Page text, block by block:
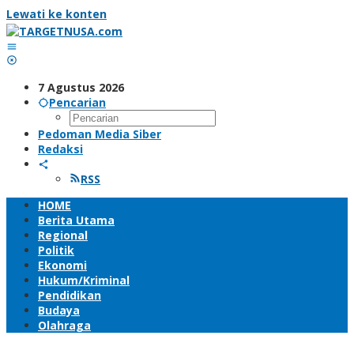
Lewati ke konten
7 Agustus 2026
Pencarian
Pedoman Media Siber
Redaksi
RSS
HOME
Berita Utama
Regional
Politik
Ekonomi
Hukum/Kriminal
Pendidikan
Budaya
Olahraga